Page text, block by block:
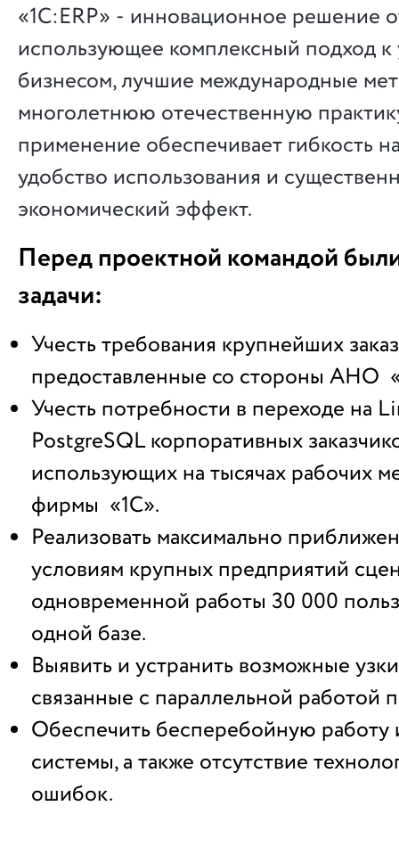
«1С:ERP» ‑ инновационное решение
использующее комплексный подход
бизнесом, лучшие международные
многолетнюю отечественную
применение обеспечивает гибкость
удобство использования и
экономический эффект.
Перед проектной командой
задачи:
Учесть требования крупнейших
предоставленные со стороны
Учесть потребности в переходе на
PostgreSQL корпоративных
использующих на тысячах рабочих
фирмы «1С».
Реализовать максимально
условиям крупных предприятий
одновременной работы 30 000
одной базе.
Выявить и устранить возможные
связанные с параллельной работой
Обеспечить бесперебойную работу
системы, а также отсутствие
ошибок.